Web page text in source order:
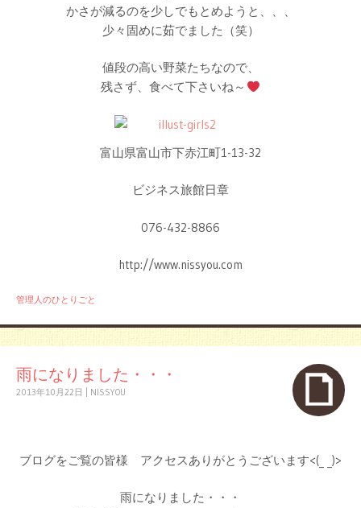
かさが減るのを少しでもとめようと、、、
少々固めに茹でました（笑）
値段の高い野菜たちなので、
残さず、食べて下さいね～
富山県富山市下赤江町1-13-32
ビジネス旅館日章
076-432-8866
http://www.nissyou.com
管理人のひとりごと
雨になりました・・・
2013年10月22日 NISSYOU
ブログをご覧の皆様 アクセスありがとうございます<(_ _)>
雨になりました・・・